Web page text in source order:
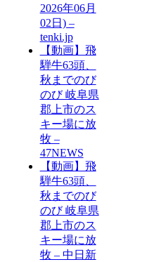
2026年06月
02日) –
tenki.jp
【動画】飛
騨牛63頭、
秋までのび
のび 岐阜県
郡上市のス
キー場に放
牧 –
47NEWS
【動画】飛
騨牛63頭、
秋までのび
のび 岐阜県
郡上市のス
キー場に放
牧 – 中日新